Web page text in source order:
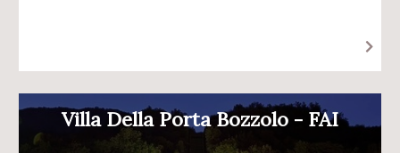
Villa Della Porta Bozzolo - FAI